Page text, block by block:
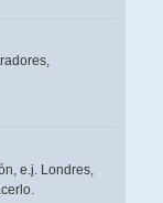
e.j. Londres,